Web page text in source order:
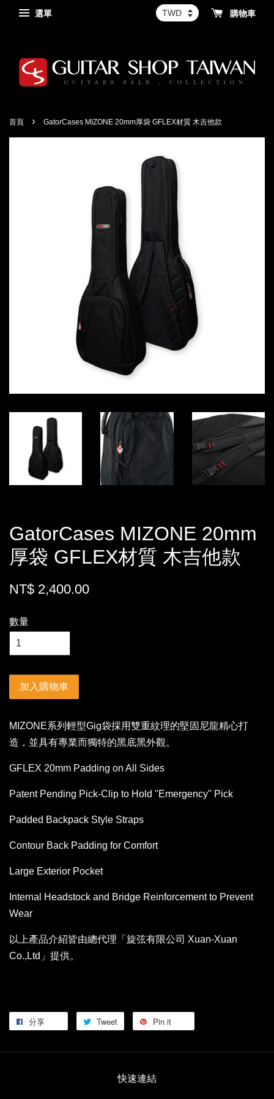
選單 購物車
首頁 › GatorCases MIZONE 20mm厚袋 GFLEX材質 木吉他款
GatorCases MIZONE 20mm
厚袋 GFLEX材質 木吉他款
NT$ 2,400.00
數量
加入購物車
MIZONE系列輕型Gig袋採用雙重紋理的堅固尼龍精心打
造，並具有專業而獨特的黑底黑外觀。
GFLEX 20mm Padding on All Sides
Patent Pending Pick-Clip to Hold "Emergency" Pick
Padded Backpack Style Straps
Contour Back Padding for Comfort
Large Exterior Pocket
Internal Headstock and Bridge Reinforcement to Prevent
Wear
以上產品介紹皆由總代理「旋弦有限公司 Xuan-Xuan
Co.,Ltd」提供。
分享 Tweet Pin it
快速連結